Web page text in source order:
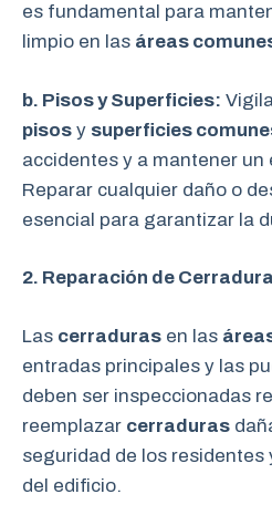
es fundamental para
limpio en las áreas
b. Pisos y Superficies:
pisos y superficies
accidentes y a mantener un
Reparar cualquier daño o
esencial para garantizar la
2. Reparación de
Las cerraduras en las
entradas principales y las
deben ser inspeccionadas
reemplazar cerraduras
seguridad de los
del edificio.